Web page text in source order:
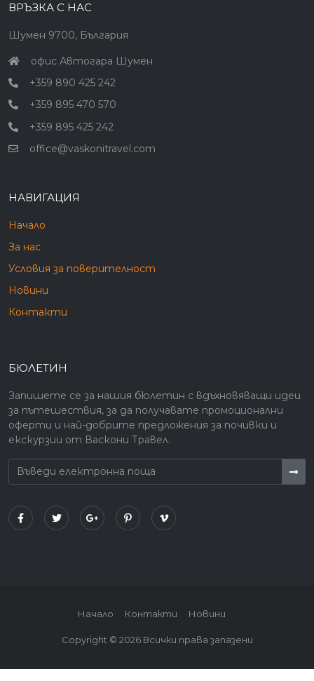
Троян
Трявна
Хисаря
ВРЪЗКА С НАС
Шумен 9700, България
офис Автогара Шумен
+359 890 425 242
+359 895 470 570
+359 895 425 242
office@vaskonitravel.com
НАВИГАЦИЯ
Начало
За нас
Условия за поверителност
Новини
Контакти
БЮЛЕТИН
Запишете се за нашия бюлетин с вдъхновяващи идеи
за пътешествия, за да получавате промоционални
оферти и най-добрите предложения за почивки и
екскурзии от Васкони Травел.
Copyright © 2026Всички права запазени
Начало Контакти Новини